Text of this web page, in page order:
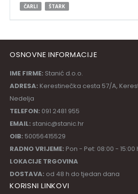
ČARLI
ŠTARK
OSNOVNE INFORMACIJE
IME FIRME: Stanić d.o.o.
ADRESA: Kerestinečka cesta 57/A,
Nedelja
TELEFON: 091 2481 955
EMAIL: stanic@stanic.hr
OIB: 50056415529
RADNO VRIJEME: Pon - Pet: 08:00 - 15:00
LOKACIJE TRGOVINA
DOSTAVA: od 48 h do tjedan dana
KORISNI LINKOVI